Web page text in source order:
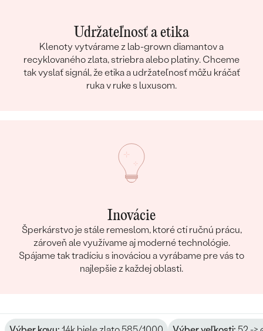
Udržateľnosť a etika
Klenoty vytvárame z lab-grown diamantov a
recyklovaného zlata, striebra alebo platiny. Chceme
tak vyslať signál, že etika a udržateľnosť môžu kráčať
ruka v ruke s luxusom.
Inovácie
Šperkárstvo je stále remeslom, ktoré ctí ručnú prácu,
zároveň ale využívame aj moderné technológie.
Spájame tak tradíciu s inováciou a vyrábame pre vás to
najlepšie z každej oblasti.